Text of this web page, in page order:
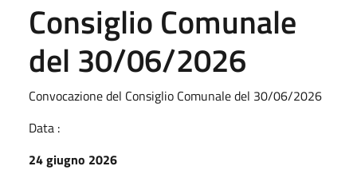
Consiglio Comunale
del 30/06/2026
Convocazione del Consiglio Comunale del 30/06/2026
Data :
24 giugno 2026